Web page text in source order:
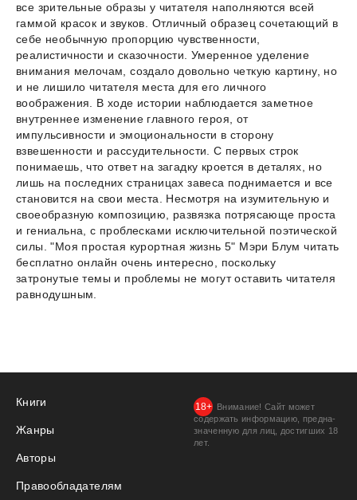
все зрительные образы у читателя наполняются всей
гаммой красок и звуков. Отличный образец сочетающий в
себе необычную пропорцию чувственности,
реалистичности и сказочности. Умеренное уделение
внимания мелочам, создало довольно четкую картину, но
и не лишило читателя места для его личного
воображения. В ходе истории наблюдается заметное
внутреннее изменение главного героя, от
импульсивности и эмоциональности в сторону
взвешенности и рассудительности. С первых строк
понимаешь, что ответ на загадку кроется в деталях, но
лишь на последних страницах завеса поднимается и все
становится на свои места. Несмотря на изумительную и
своеобразную композицию, развязка потрясающе проста
и гениальна, с проблесками исключительной поэтической
силы. "Моя простая курортная жизнь 5" Мэри Блум читать
бесплатно онлайн очень интересно, поскольку
затронутые темы и проблемы не могут оставить читателя
равнодушным.
Книги
Жанры
Авторы
Правообладателям
Внимание! Сайт может
содержать информацию, предна­
значенную для лиц, дости­гших 18
лет.